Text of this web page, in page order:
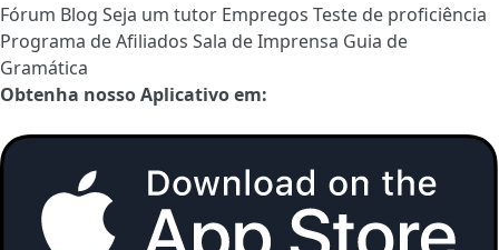
Fórum Blog Seja um tutor Empregos Teste de proficiência
Programa de Afiliados Sala de Imprensa Guia de
Gramática
Obtenha nosso Aplicativo em: